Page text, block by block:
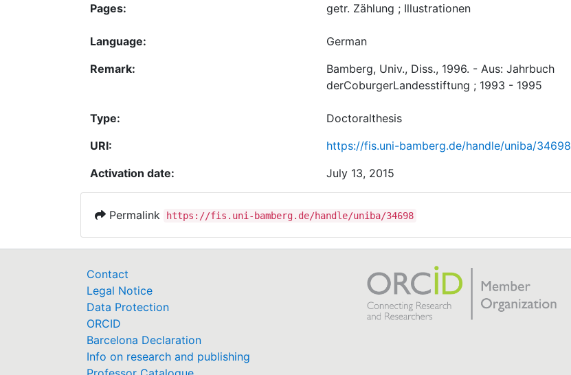
Pages:
getr. Zählung ; Illustrationen
Language:
German
Remark:
Bamberg, Univ., Diss., 1996. - Aus: Jahrbuch
derCoburgerLandesstiftung ; 1993 - 1995
Type:
Doctoralthesis
URI:
https://fis.uni-bamberg.de/handle/uniba/34698
Activation date:
July 13, 2015
Permalink https://fis.uni-bamberg.de/handle/uniba/34698
Contact
Legal Notice
Data Protection
ORCID
Barcelona Declaration
Info on research and publishing